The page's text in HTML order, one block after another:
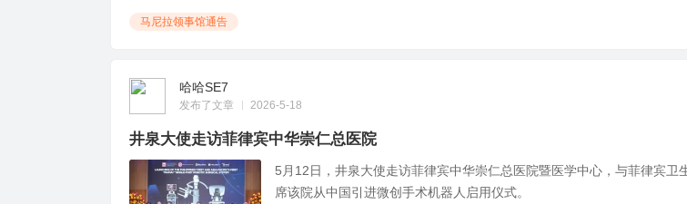
马尼拉领事馆通告
哈哈SE7
发布了文章 2026-5-18
井泉大使走访菲律宾中华崇仁总医院
5月12日，井泉大使走访菲律宾中华崇仁总医院暨医学中心，与菲律宾卫
席该院从中国引进微创手术机器人启用仪式。